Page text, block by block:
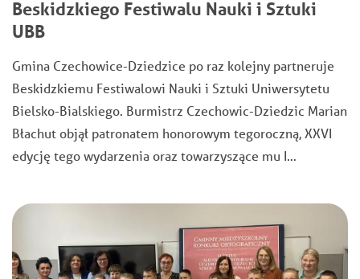
Beskidzkiego Festiwalu Nauki i Sztuki
UBB
Gmina Czechowice-Dziedzice po raz kolejny partneruje
Beskidzkiemu Festiwalowi Nauki i Sztuki Uniwersytetu
Bielsko-Bialskiego. Burmistrz Czechowic-Dziedzic Marian
Błachut objął patronatem honorowym tegoroczną, XXVI
edycję tego wydarzenia oraz towarzyszące mu I…